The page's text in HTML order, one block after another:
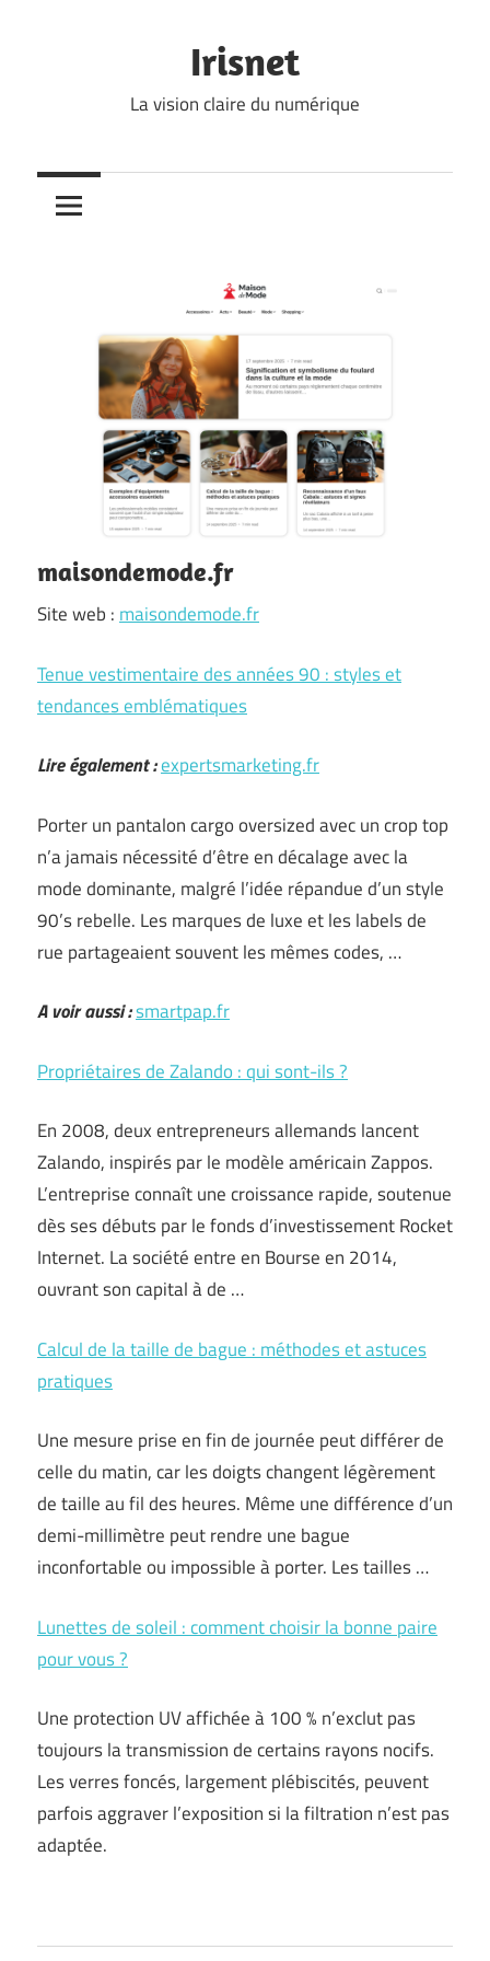
Irisnet
La vision claire du numérique
maisondemode.fr
Site web : maisondemode.fr
Tenue vestimentaire des années 90 : styles et
tendances emblématiques
Lire également :expertsmarketing.fr
Porter un pantalon cargo oversized avec un crop top
n’a jamais nécessité d’être en décalage avec la
mode dominante, malgré l’idée répandue d’un style
90’s rebelle. Les marques de luxe et les labels de
rue partageaient souvent les mêmes codes, …
A voir aussi :smartpap.fr
Propriétaires de Zalando : qui sont-ils ?
En 2008, deux entrepreneurs allemands lancent
Zalando, inspirés par le modèle américain Zappos.
L’entreprise connaît une croissance rapide, soutenue
dès ses débuts par le fonds d’investissement Rocket
Internet. La société entre en Bourse en 2014,
ouvrant son capital à de …
Calcul de la taille de bague : méthodes et astuces
pratiques
Une mesure prise en fin de journée peut différer de
celle du matin, car les doigts changent légèrement
de taille au fil des heures. Même une différence d’un
demi-millimètre peut rendre une bague
inconfortable ou impossible à porter. Les tailles …
Lunettes de soleil : comment choisir la bonne paire
pour vous ?
Une protection UV affichée à 100 % n’exclut pas
toujours la transmission de certains rayons nocifs.
Les verres foncés, largement plébiscités, peuvent
parfois aggraver l’exposition si la filtration n’est pas
adaptée.